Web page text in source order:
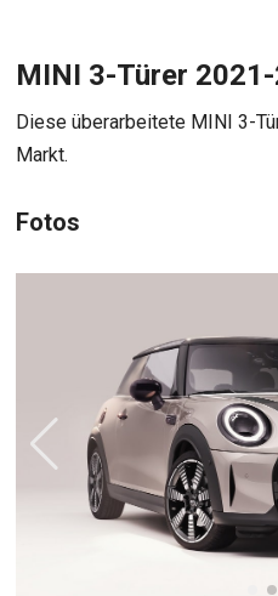
MINI 3-Türer
Diese überarbeitete MINI 3-
Markt.
Fotos